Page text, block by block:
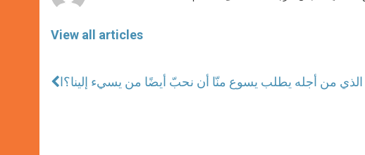
View all articles
من أجله يطلب يسوع منّا أن نحبّ أيضًا من يسيء إلينا؟ا